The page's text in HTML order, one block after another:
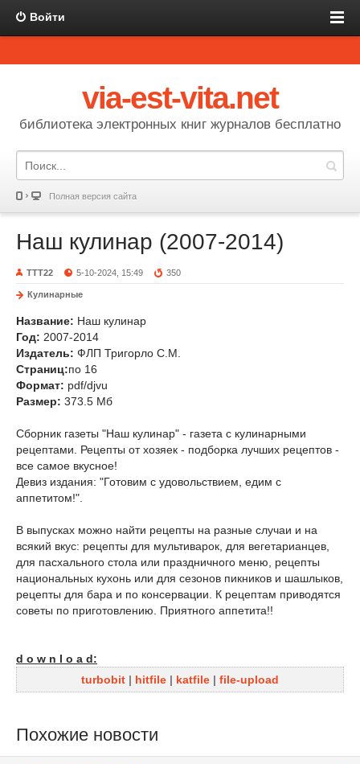
Войти
via-est-vita.net
библиотека электронных книг журналов бесплатно
Полная версия сайта
Наш кулинар (2007-2014)
TTT22 5-10-2024, 15:49 350
Кулинарные
Название: Наш кулинар
Год: 2007-2014
Издатель: ФЛП Тригорло С.М.
Страниц:по 16
Формат: pdf/djvu
Размер: 373.5 Мб
Сборник газеты "Наш кулинар" - газета с кулинарными
рецептами. Рецепты от хозяек - подборка лучших рецептов -
все самое вкусное!
Девиз издания: "Готовим с удовольствием, едим с
аппетитом!".
В выпусках можно найти рецепты на разные случаи и на
всякий вкус: рецепты для мультиварок, для вегетарианцев,
для пасхального стола или праздничного меню, рецепты
национальных кухонь или для сезонов пикников и шашлыков,
рецепты для бара и по консервации. К рецептам приводятся
советы по приготовлению. Приятного аппетита!!
d o w n l o a d:
turbobit | hitfile | katfile | file-upload
Похожие новости